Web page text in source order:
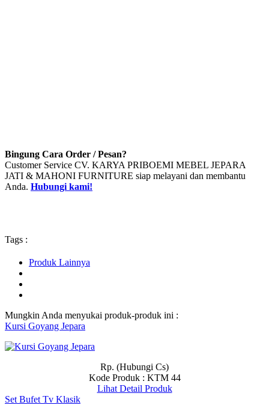
Bingung Cara Order / Pesan?
Customer Service CV. KARYA PRIBOEMI MEBEL JEPARA
JATI & MAHONI FURNITURE siap melayani dan membantu
Anda. Hubungi kami!
Tags :
Produk Lainnya
Mungkin Anda menyukai produk-produk ini :
Kursi Goyang Jepara
Rp. (Hubungi Cs)
Kode Produk : KTM 44
Lihat Detail Produk
Set Bufet Tv Klasik